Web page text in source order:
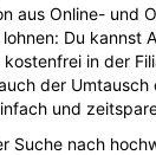
aus Online- und
Du kannst
in der
der Umtausch
und
Suche nach